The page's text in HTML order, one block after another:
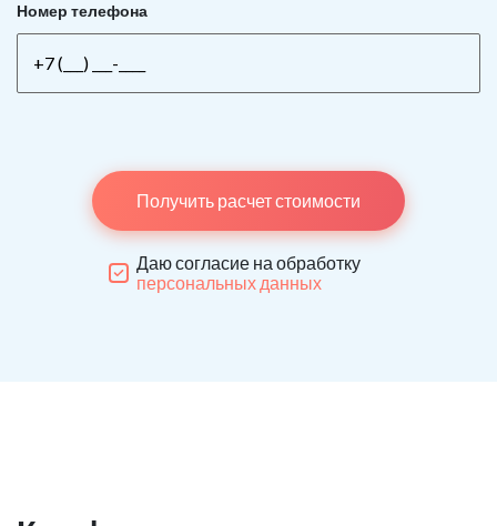
Номер телефона
Получить расчет стоимости
Даю согласие на обработку
персональных данных